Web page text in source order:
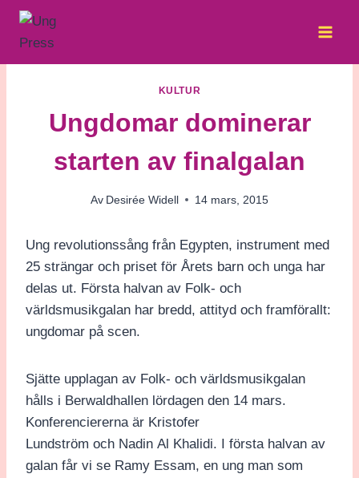
Skip
KULTUR
Ungdomar dominerar
starten av finalgalan
Av Desirée Widell 14 mars, 2015
Ung revolutionssång från Egypten, instrument med
25 strängar och priset för Årets barn och unga har
delas ut. Första halvan av Folk- och
världsmusikgalan har bredd, attityd och framförallt:
ungdomar på scen.
Sjätte upplagan av Folk- och världsmusikgalan
hålls i Berwaldhallen lördagen den 14 mars.
Konferenciererna är Kristofer
Lundström och Nadin Al Khalidi. I första halvan av
galan får vi se Ramy Essam, en ung man som